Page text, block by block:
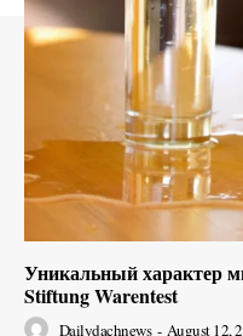
Уникальный характер
Stiftung Warentest
Dailydachnews - August 12,